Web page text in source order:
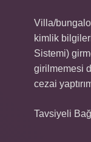
Villa/
kimlik
Sistemi)
girilmemesi
cezai
Tavsiyeli